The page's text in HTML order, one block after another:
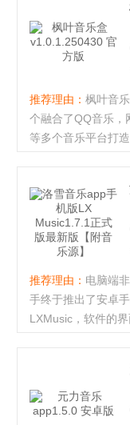
推荐理由： 枫叶音
个融合了QQ音乐，
等多个音乐平台打
歌。...
推荐理由： 电脑端
手终于推出了安卓
LXMusic，软件的